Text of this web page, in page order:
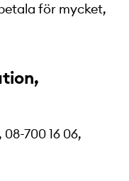
för mycket,
700 16 06,